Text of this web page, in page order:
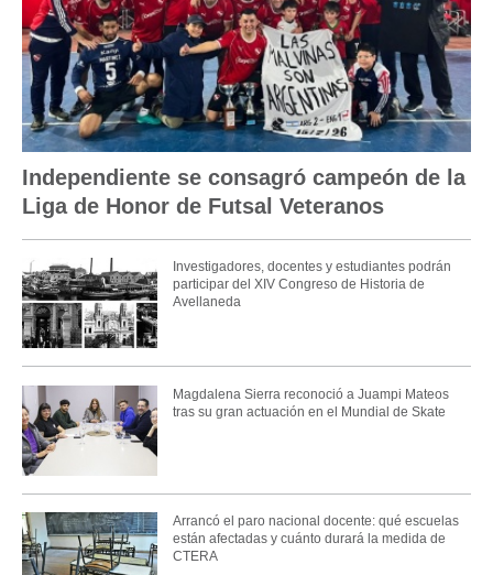
Independiente se consagró campeón de la
Liga de Honor de Futsal Veteranos
Investigadores, docentes y estudiantes podrán
participar del XIV Congreso de Historia de
Avellaneda
Magdalena Sierra reconoció a Juampi Mateos
tras su gran actuación en el Mundial de Skate
Arrancó el paro nacional docente: qué escuelas
están afectadas y cuánto durará la medida de
CTERA